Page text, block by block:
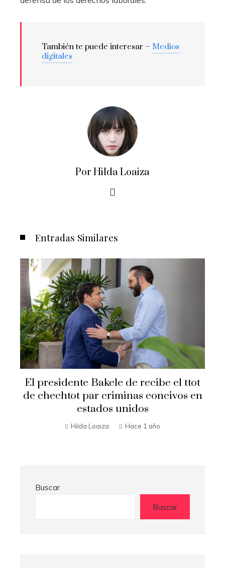
También te puede interesar – Medios
digitales
Por Hilda Loaiza
Entradas Similares
El presidente Bakele de recibe el ttot
de chechtot par criminas concivos en
estados unidos
Hilda Loaiza Hace 1 año
Buscar
Buscar